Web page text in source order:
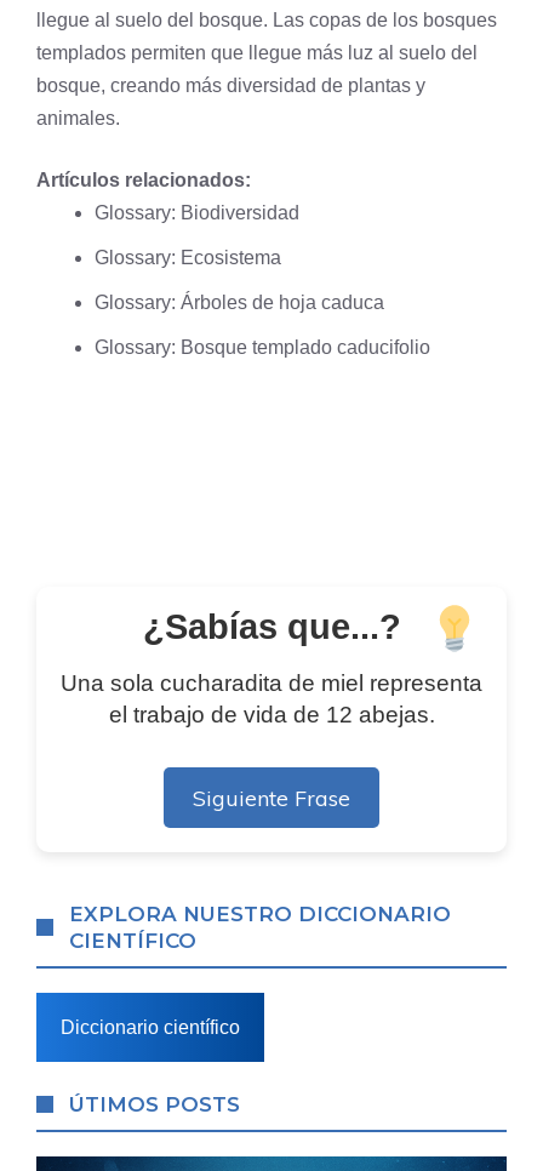
llegue al suelo del bosque. Las copas de los bosques
templados permiten que llegue más luz al suelo del
bosque, creando más diversidad de plantas y
animales.
Artículos relacionados:
Glossary: Biodiversidad
Glossary: Ecosistema
Glossary: Árboles de hoja caduca
Glossary: Bosque templado caducifolio
¿Sabías que...?
Una sola cucharadita de miel representa
el trabajo de vida de 12 abejas.
Siguiente Frase
EXPLORA NUESTRO DICCIONARIO
CIENTÍFICO
Diccionario científico
ÚTIMOS POSTS